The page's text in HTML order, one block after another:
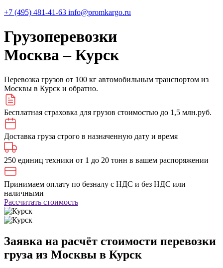
+7 (495) 481-41-63 info@promkargo.ru
Грузоперевозки
Москва ‒ Курск
Перевозка грузов от 100 кг автомобильным транспортом из
Москвы в Курск и обратно.
Бесплатная страховка для грузов стоимостью до 1,5 млн.руб.
Доставка груза строго в назначенную дату и время
250 единиц техники от 1 до 20 тонн в вашем распоряжении
Принимаем оплату по безналу с НДС и без НДС или
наличными
Рассчитать стоимость
Заявка на расчёт стоимости перевозки
груза из Москвы в Курск